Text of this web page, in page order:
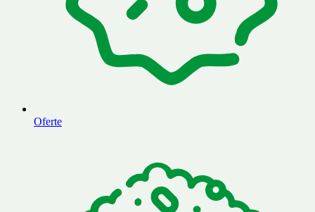
Oferte